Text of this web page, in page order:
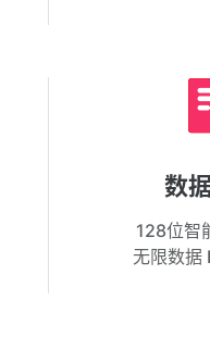
数
128位智
无限数据